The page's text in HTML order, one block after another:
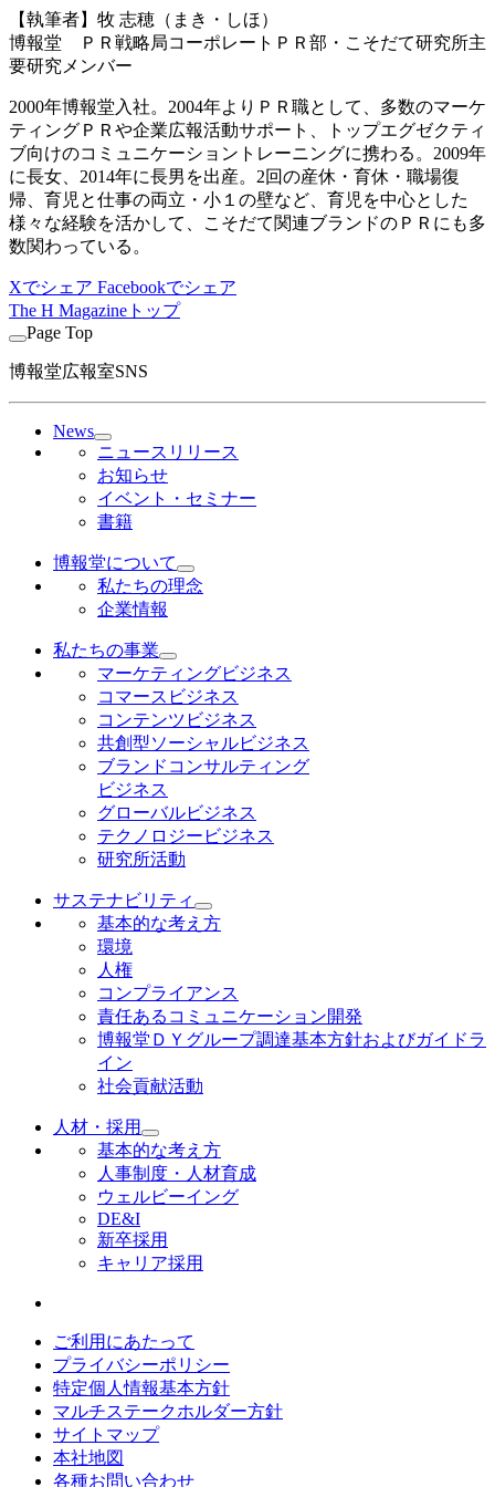
【執筆者】牧 志穂（まき・しほ）
博報堂 ＰＲ戦略局コーポレートＰＲ部・こそだて研究所主
要研究メンバー
2000年博報堂入社。2004年よりＰＲ職として、多数のマーケ
ティングＰＲや企業広報活動サポート、トップエグゼクティ
ブ向けのコミュニケーショントレーニングに携わる。2009年
に長女、2014年に長男を出産。2回の産休・育休・職場復
帰、育児と仕事の両立・小１の壁など、育児を中心とした
様々な経験を活かして、こそだて関連ブランドのＰＲにも多
数関わっている。
Xでシェア Facebookでシェア
The H Magazineトップ
Page Top
博報堂広報室SNS
News
ニュースリリース
お知らせ
イベント・セミナー
書籍
博報堂について
私たちの理念
企業情報
私たちの事業
マーケティングビジネス
コマースビジネス
コンテンツビジネス
共創型ソーシャルビジネス
ブランドコンサルティング
ビジネス
グローバルビジネス
テクノロジービジネス
研究所活動
サステナビリティ
基本的な考え方
環境
人権
コンプライアンス
責任あるコミュニケーション開発
博報堂ＤＹグループ調達基本方針およびガイドラ
イン
社会貢献活動
人材・採用
基本的な考え方
人事制度・人材育成
ウェルビーイング
DE&I
新卒採用
キャリア採用
ご利用にあたって
プライバシーポリシー
特定個人情報基本方針
マルチステークホルダー方針
サイトマップ
本社地図
各種お問い合わせ